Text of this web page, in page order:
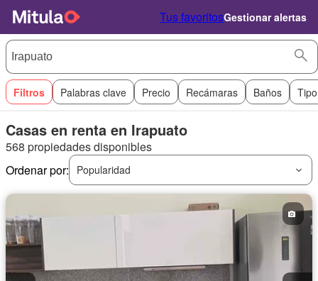
Tus favoritosGestionar alertas
Filtros Palabras clave Precio Recámaras Baños
Casas en renta en Irapuato
568 propiedades disponibles
Ordenar por:
Popularidad